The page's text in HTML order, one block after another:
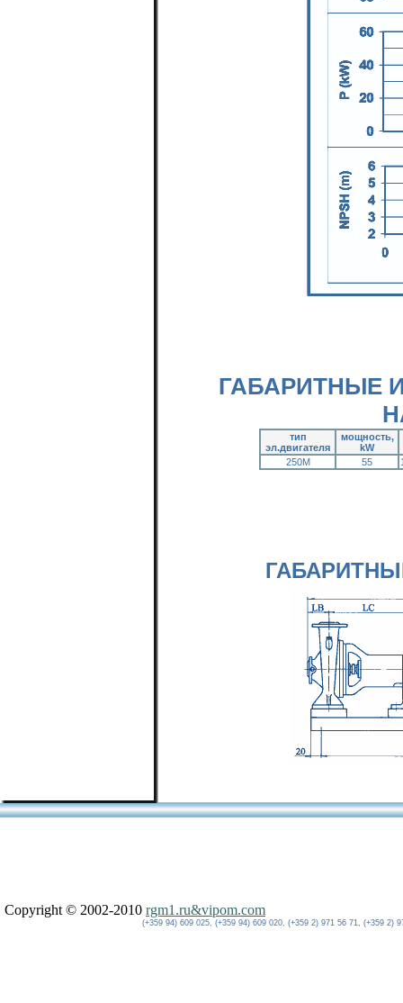
ГАБАРИТНЫЕ
тип
эл.двигателя
мощность,
kW
250M
55
Copyright © 2002-2010 rgm1.ru&vipom.com
(+359 94) 609 025, (+359 94) 609 020, (+359 2) 971 56 71, (+359 2)